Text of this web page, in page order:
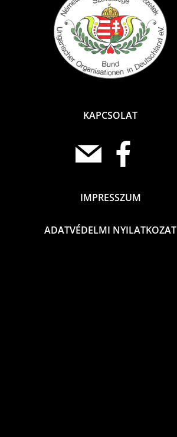
KAPCSOLAT
IMPRESSZUM
ADATVÉDELMI NYILATKOZAT